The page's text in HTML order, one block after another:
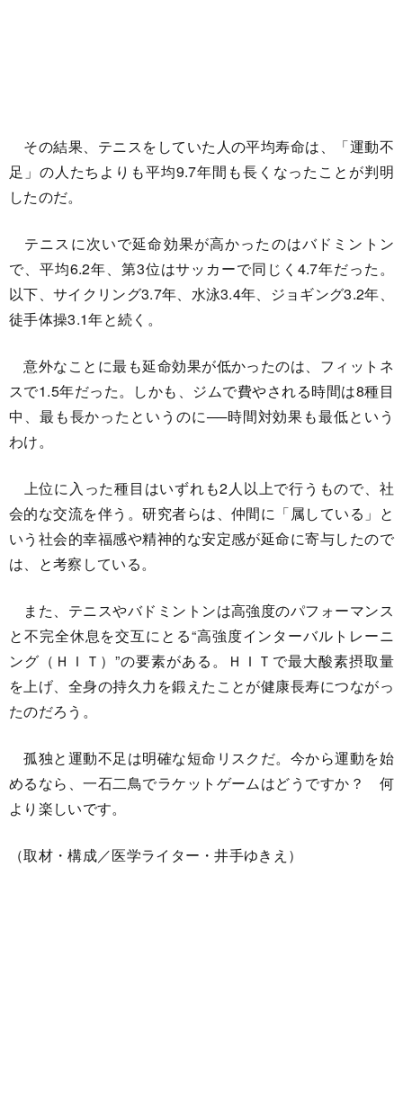
その結果、テニスをしていた人の平均寿命は、「運動不
足」の人たちよりも平均9.7年間も長くなったことが判明
したのだ。
テニスに次いで延命効果が高かったのはバドミントン
で、平均6.2年、第3位はサッカーで同じく4.7年だった。
以下、サイクリング3.7年、水泳3.4年、ジョギング3.2年、
徒手体操3.1年と続く。
意外なことに最も延命効果が低かったのは、フィットネ
スで1.5年だった。しかも、ジムで費やされる時間は8種目
中、最も長かったというのに──時間対効果も最低という
わけ。
上位に入った種目はいずれも2人以上で行うもので、社
会的な交流を伴う。研究者らは、仲間に「属している」と
いう社会的幸福感や精神的な安定感が延命に寄与したので
は、と考察している。
また、テニスやバドミントンは高強度のパフォーマンス
と不完全休息を交互にとる“高強度インターバルトレーニ
ング（ＨＩＴ）”の要素がある。ＨＩＴで最大酸素摂取量
を上げ、全身の持久力を鍛えたことが健康長寿につながっ
たのだろう。
孤独と運動不足は明確な短命リスクだ。今から運動を始
めるなら、一石二鳥でラケットゲームはどうですか？ 何
より楽しいです。
（取材・構成／医学ライター・井手ゆきえ）